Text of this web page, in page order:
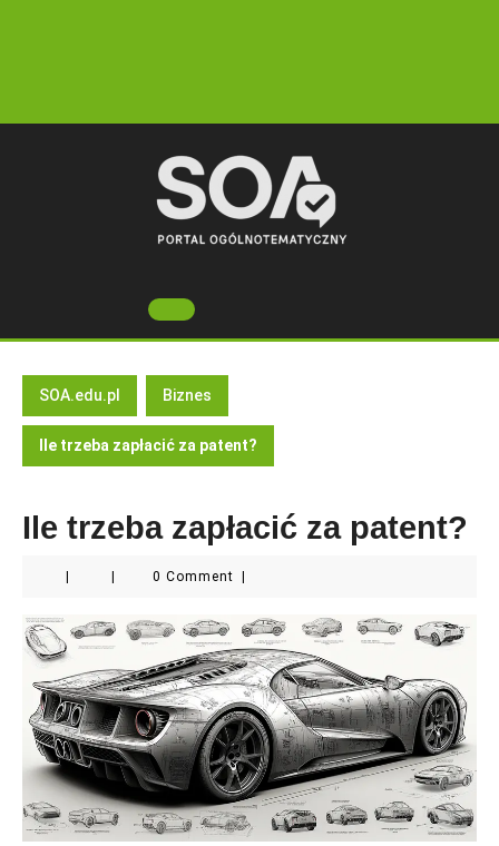
Open
Button
SOA.edu.pl Biznes
Ile trzeba zapłacić za patent?
Ile trzeba zapłacić za patent?
0 Comment